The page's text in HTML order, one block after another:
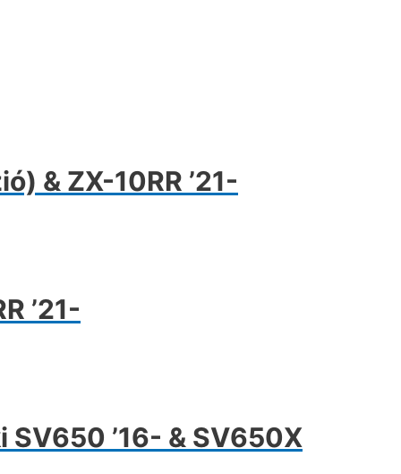
& ZX-10RR ’21-
’21-
SV650 ’16- & SV650X